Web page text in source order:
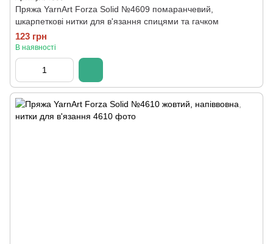
Пряжа YarnArt Forza Solid №4609 помаранчевий,
шкарпеткові нитки для в'язання спицями та гачком
123 грн
В наявності